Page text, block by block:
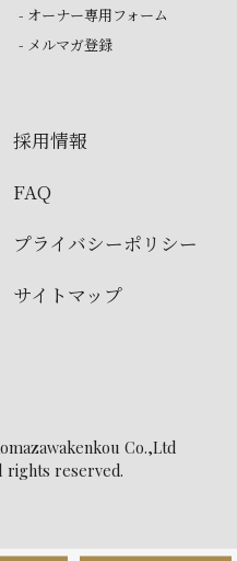
- オーナー専用フォーム
- メルマガ登録
採用情報
FAQ
プライバシーポリシー
サイトマップ
Co.,Ltd
rights reserved.